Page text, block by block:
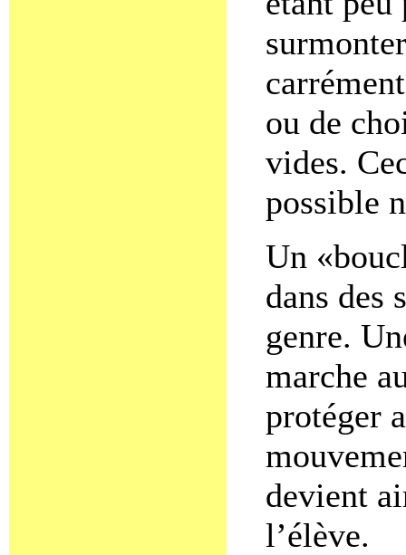
ou de
vides.
possible
Un
dans des
genre.
marche
protéger
devient
l’élève.